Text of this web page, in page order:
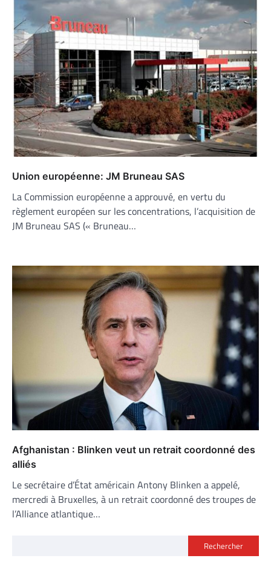
Union européenne: JM Bruneau SAS
La Commission européenne a approuvé, en vertu du
règlement européen sur les concentrations, l’acquisition de
JM Bruneau SAS (« Bruneau…
Afghanistan : Blinken veut un retrait coordonné des
alliés
Le secrétaire d’État américain Antony Blinken a appelé,
mercredi à Bruxelles, à un retrait coordonné des troupes de
l’Alliance atlantique…
Rechercher